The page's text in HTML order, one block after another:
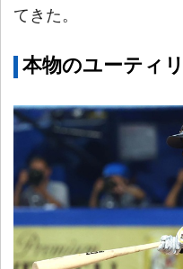
てきた。
本物のユーティ